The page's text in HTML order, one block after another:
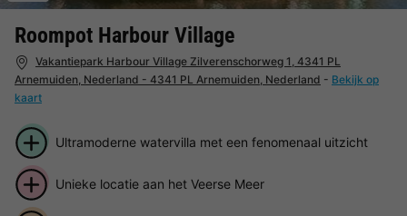
Roompot Harbour Village
Vakantiepark Harbour Village Zilverenschorweg 1, 4341 PL
Arnemuiden, Nederland - 4341 PL Arnemuiden, Nederland - Bekijk op
kaart
Ultramoderne watervilla met een fenomenaal uitzicht
Unieke locatie aan het Veerse Meer